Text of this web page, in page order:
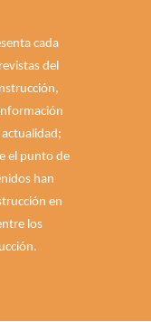
cada
del
el punto de
han
en
los